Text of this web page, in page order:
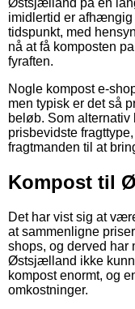
imidlertid er
tidspunkt, med
nå at få komposten
fyraften.
Nogle kompost e-
men typisk er det så
beløb. Som
prisbevidste
fragtmanden til at
Kompost til
Det har vist sig at
at sammenligne
shops, og derved har
Østsjælland ikke
kompost enormt, og
omkostninger.